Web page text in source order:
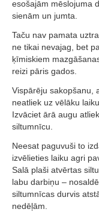
a
r
b
o
n
ā
t
L
a
p
esošajām mēslojuma
sienām un jumta.
Taču nav pamata
ne tikai nevajag, bet
ķīmiskiem
reizi pāris gados.
Vispārēju sakopšanu,
neatliek uz vēlāku
Izvāciet ārā augu
siltumnīcu.
Neesat paguvuši to
izvēlieties laiku agri
Salā plaši atvērtas
labu darbiņu –
siltumnīcas durvis
nedēļām.